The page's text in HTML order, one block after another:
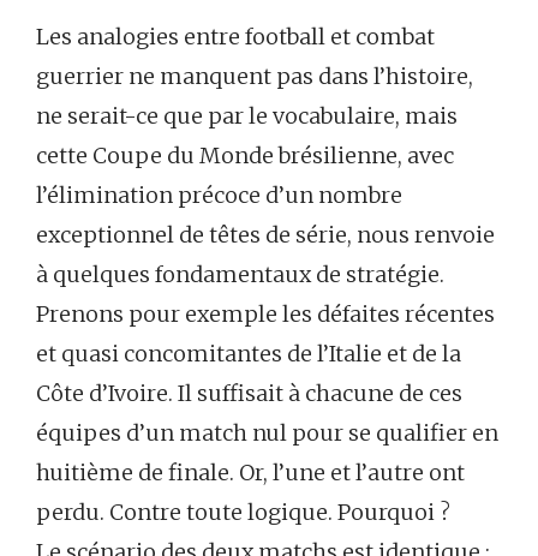
Les analogies entre football et combat
guerrier ne manquent pas dans l’histoire,
ne serait-ce que par le vocabulaire, mais
cette Coupe du Monde brésilienne, avec
l’élimination précoce d’un nombre
exceptionnel de têtes de série, nous renvoie
à quelques fondamentaux de stratégie.
Prenons pour exemple les défaites récentes
et quasi concomitantes de l’Italie et de la
Côte d’Ivoire. Il suffisait à chacune de ces
équipes d’un match nul pour se qualifier en
huitième de finale. Or, l’une et l’autre ont
perdu. Contre toute logique. Pourquoi ?